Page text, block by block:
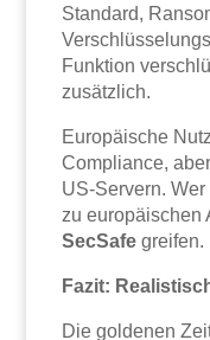
Standard,
Funktion
zusätzlich.
Europäische
Compliance,
US-Servern.
zu
SecSafe greifen.
Fazit:
Die goldenen